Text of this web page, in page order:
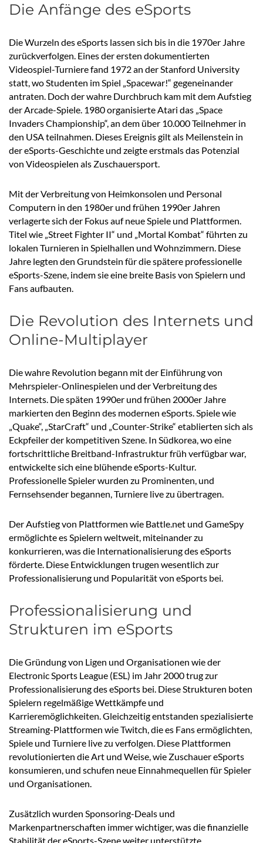
Die Anfänge des eSports
Die Wurzeln des eSports lassen sich bis in die 1970er Jahre
zurückverfolgen. Eines der ersten dokumentierten
Videospiel-Turniere fand 1972 an der Stanford University
statt, wo Studenten im Spiel „Spacewar!“ gegeneinander
antraten. Doch der wahre Durchbruch kam mit dem Aufstieg
der Arcade-Spiele. 1980 organisierte Atari das „Space
Invaders Championship“, an dem über 10.000 Teilnehmer in
den USA teilnahmen. Dieses Ereignis gilt als Meilenstein in
der eSports-Geschichte und zeigte erstmals das Potenzial
von Videospielen als Zuschauersport.
Mit der Verbreitung von Heimkonsolen und Personal
Computern in den 1980er und frühen 1990er Jahren
verlagerte sich der Fokus auf neue Spiele und Plattformen.
Titel wie „Street Fighter II“ und „Mortal Kombat“ führten zu
lokalen Turnieren in Spielhallen und Wohnzimmern. Diese
Jahre legten den Grundstein für die spätere professionelle
eSports-Szene, indem sie eine breite Basis von Spielern und
Fans aufbauten.
Die Revolution des Internets und
Online-Multiplayer
Die wahre Revolution begann mit der Einführung von
Mehrspieler-Onlinespielen und der Verbreitung des
Internets. Die späten 1990er und frühen 2000er Jahre
markierten den Beginn des modernen eSports. Spiele wie
„Quake“, „StarCraft“ und „Counter-Strike“ etablierten sich als
Eckpfeiler der kompetitiven Szene. In Südkorea, wo eine
fortschrittliche Breitband-Infrastruktur früh verfügbar war,
entwickelte sich eine blühende eSports-Kultur.
Professionelle Spieler wurden zu Prominenten, und
Fernsehsender begannen, Turniere live zu übertragen.
Der Aufstieg von Plattformen wie Battle.net und GameSpy
ermöglichte es Spielern weltweit, miteinander zu
konkurrieren, was die Internationalisierung des eSports
förderte. Diese Entwicklungen trugen wesentlich zur
Professionalisierung und Popularität von eSports bei.
Professionalisierung und
Strukturen im eSports
Die Gründung von Ligen und Organisationen wie der
Electronic Sports League (ESL) im Jahr 2000 trug zur
Professionalisierung des eSports bei. Diese Strukturen boten
Spielern regelmäßige Wettkämpfe und
Karrieremöglichkeiten. Gleichzeitig entstanden spezialisierte
Streaming-Plattformen wie Twitch, die es Fans ermöglichten,
Spiele und Turniere live zu verfolgen. Diese Plattformen
revolutionierten die Art und Weise, wie Zuschauer eSports
konsumieren, und schufen neue Einnahmequellen für Spieler
und Organisationen.
Zusätzlich wurden Sponsoring-Deals und
Markenpartnerschaften immer wichtiger, was die finanzielle
Stabilität der eSports-Szene weiter unterstützte.